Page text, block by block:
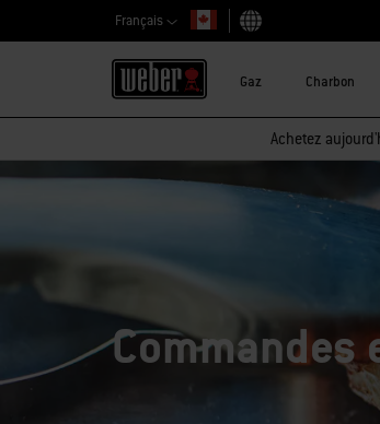
Français
Choisir un pays
Gaz Charbon
Achetez